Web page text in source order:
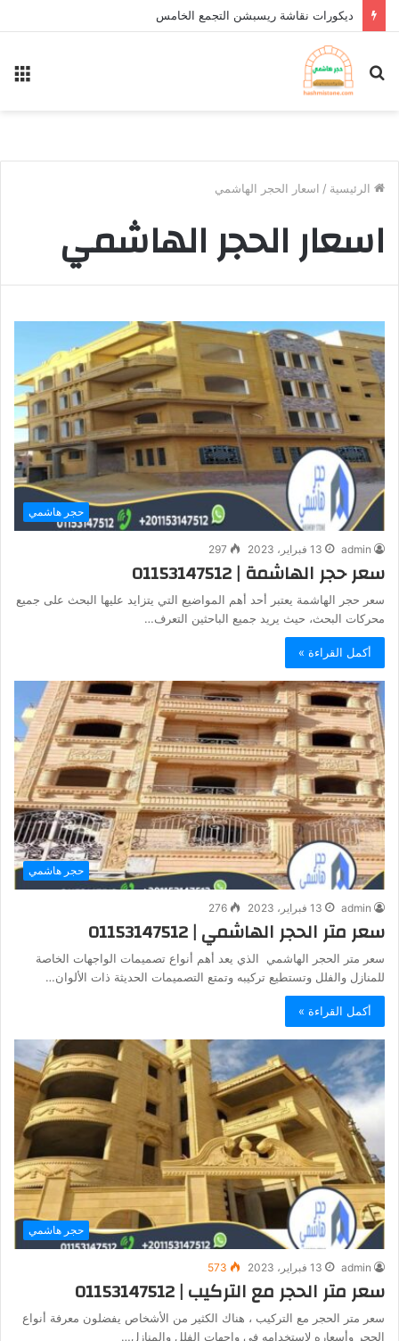
ديكورات نقاشة ريسبشن التجمع الخامس
بحث
عن
الرئيسية / اسعار الحجر الهاشمي
اسعار الحجر الهاشمي
حجر هاشمي
admin 13 فبراير، 2023 297
سعر حجر الهاشمة | 01153147512
سعر حجر الهاشمة يعتبر أحد أهم المواضيع التي يتزايد عليها البحث على جميع
محركات البحث، حيث يريد جميع الباحثين التعرف…
أكمل القراءة »
حجر هاشمي
admin 13 فبراير، 2023 276
سعر متر الحجر الهاشمي | 01153147512
سعر متر الحجر الهاشمي الذي يعد أهم أنواع تصميمات الواجهات الخاصة
للمنازل والفلل وتستطيع تركيبه وتمتع التصميمات الحديثة ذات الألوان…
أكمل القراءة »
حجر هاشمي
admin 13 فبراير، 2023 573
سعر متر الحجر مع التركيب | 01153147512
سعر متر الحجر مع التركيب ، هناك الكثير من الأشخاص يفضلون معرفة أنواع
الحجر وأسعاره لاستخدامه في واجهات الفلل والمنازل…